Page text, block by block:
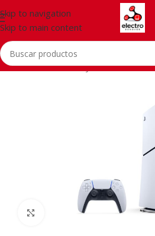
Skip to navigation
Skip to main content
Inicio/Consolas/PlayStation
Click to enlarge